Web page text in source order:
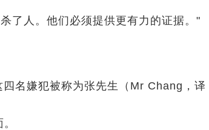
了人。他们必须提供更有力的证据。"
名嫌犯被称为张先生（Mr Chang，译